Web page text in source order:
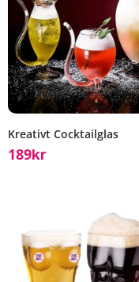
Kreativt Cocktailglas
189Kr